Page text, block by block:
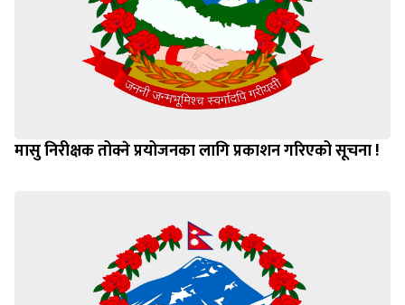
मासु निरीक्षक तोक्ने प्रयोजनका लागि प्रकाशन गरिएको सूचना !